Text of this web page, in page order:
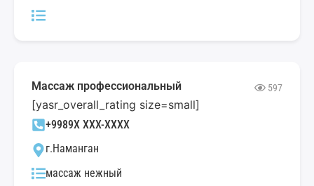
Массаж профессиональный 597
[yasr_overall_rating size=small]
+9989X XXX-XXXX
г.Наманган
массаж нежный